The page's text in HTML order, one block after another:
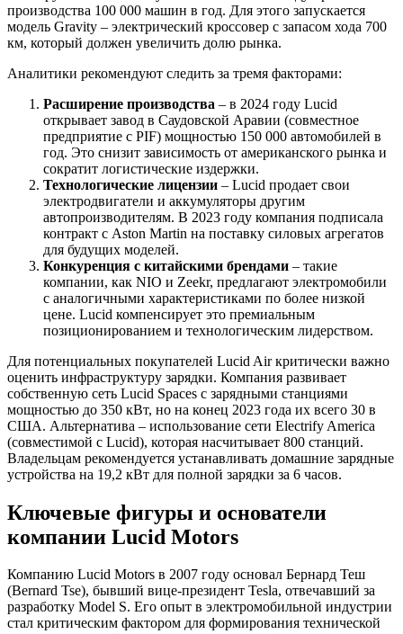
производства 100 000 машин в год. Для этого запускается
модель Gravity – электрический кроссовер с запасом хода 700
км, который должен увеличить долю рынка.
Аналитики рекомендуют следить за тремя факторами:
Расширение производства – в 2024 году Lucid
открывает завод в Саудовской Аравии (совместное
предприятие с PIF) мощностью 150 000 автомобилей в
год. Это снизит зависимость от американского рынка и
сократит логистические издержки.
Технологические лицензии – Lucid продает свои
электродвигатели и аккумуляторы другим
автопроизводителям. В 2023 году компания подписала
контракт с Aston Martin на поставку силовых агрегатов
для будущих моделей.
Конкуренция с китайскими брендами – такие
компании, как NIO и Zeekr, предлагают электромобили
с аналогичными характеристиками по более низкой
цене. Lucid компенсирует это премиальным
позиционированием и технологическим лидерством.
Для потенциальных покупателей Lucid Air критически важно
оценить инфраструктуру зарядки. Компания развивает
собственную сеть Lucid Spaces с зарядными станциями
мощностью до 350 кВт, но на конец 2023 года их всего 30 в
США. Альтернатива – использование сети Electrify America
(совместимой с Lucid), которая насчитывает 800 станций.
Владельцам рекомендуется устанавливать домашние зарядные
устройства на 19,2 кВт для полной зарядки за 6 часов.
Ключевые фигуры и основатели
компании Lucid Motors
Компанию Lucid Motors в 2007 году основал Бернард Теш
(Bernard Tse), бывший вице-президент Tesla, отвечавший за
разработку Model S. Его опыт в электромобильной индустрии
стал критическим фактором для формирования технической